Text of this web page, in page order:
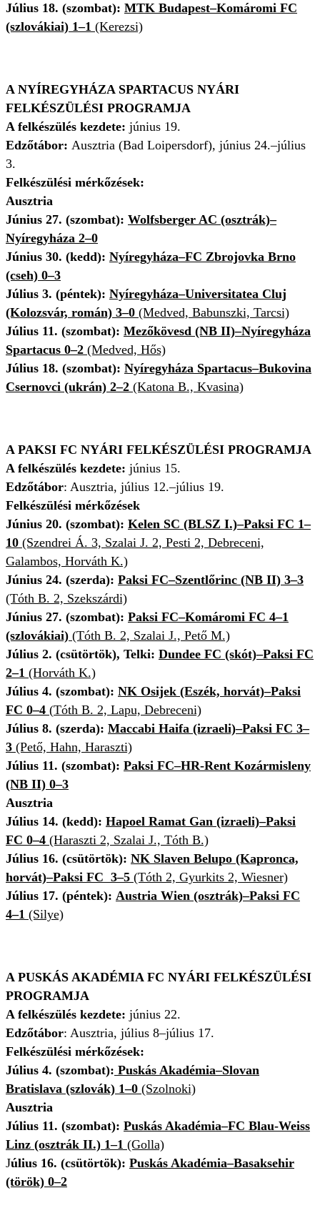
Július 18. (szombat): MTK Budapest–Komáromi FC
(szlovákiai) 1–1 (Kerezsi)
A NYÍREGYHÁZA SPARTACUS NYÁRI
FELKÉSZÜLÉSI PROGRAMJA
A felkészülés kezdete: június 19.
Edzőtábor: Ausztria (Bad Loipersdorf), június 24.–július
3.
Felkészülési mérkőzések:
Ausztria
Június 27. (szombat): Wolfsberger AC (osztrák)–
Nyíregyháza 2–0
Június 30. (kedd): Nyíregyháza–FC Zbrojovka Brno
(cseh) 0–3
Július 3. (péntek): Nyíregyháza–Universitatea Cluj
(Kolozsvár, román) 3–0 (Medved, Babunszki, Tarcsi)
Július 11. (szombat): Mezőkövesd (NB II)–Nyíregyháza
Spartacus 0–2 (Medved, Hős)
Július 18. (szombat): Nyíregyháza Spartacus–Bukovina
Csernovci (ukrán) 2–2 (Katona B., Kvasina)
A PAKSI FC NYÁRI FELKÉSZÜLÉSI PROGRAMJA
A felkészülés kezdete: június 15.
Edzőtábor: Ausztria, július 12.–július 19.
Felkészülési mérkőzések
Június 20. (szombat): Kelen SC (BLSZ I.)–Paksi FC 1–
10 (Szendrei Á. 3, Szalai J. 2, Pesti 2, Debreceni,
Galambos, Horváth K.)
Június 24. (szerda): Paksi FC–Szentlőrinc (NB II) 3–3
(Tóth B. 2, Szekszárdi)
Június 27. (szombat): Paksi FC–Komáromi FC 4–1
(szlovákiai) (Tóth B. 2, Szalai J., Pető M.)
Július 2. (csütörtök), Telki: Dundee FC (skót)–Paksi FC
2–1 (Horváth K.)
Július 4. (szombat): NK Osijek (Eszék, horvát)–Paksi
FC 0–4 (Tóth B. 2, Lapu, Debreceni)
Július 8. (szerda): Maccabi Haifa (izraeli)–Paksi FC 3–
3 (Pető, Hahn, Haraszti)
Július 11. (szombat): Paksi FC–HR-Rent Kozármisleny
(NB II) 0–3
Ausztria
Július 14. (kedd): Hapoel Ramat Gan (izraeli)–Paksi
FC 0–4 (Haraszti 2, Szalai J., Tóth B.)
Július 16. (csütörtök): NK Slaven Belupo (Kapronca,
horvát)–Paksi FC 3–5 (Tóth 2, Gyurkits 2, Wiesner)
Július 17. (péntek): Austria Wien (osztrák)–Paksi FC
4–1 (Silye)
A PUSKÁS AKADÉMIA FC NYÁRI FELKÉSZÜLÉSI
PROGRAMJA
A felkészülés kezdete: június 22.
Edzőtábor: Ausztria, július 8–július 17.
Felkészülési mérkőzések:
Július 4. (szombat): Puskás Akadémia–Slovan
Bratislava (szlovák) 1–0 (Szolnoki)
Ausztria
Július 11. (szombat): Puskás Akadémia–FC Blau-Weiss
Linz (osztrák II.) 1–1 (Golla)
Július 16. (csütörtök): Puskás Akadémia–Basaksehir
(török) 0–2